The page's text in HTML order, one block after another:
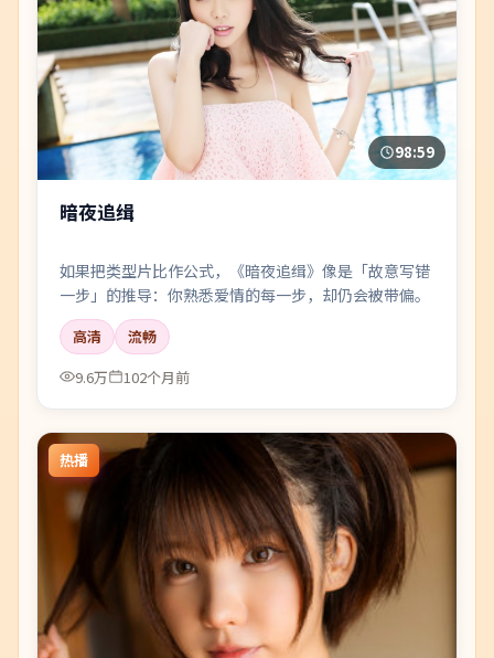
98:59
暗夜追缉
如果把类型片比作公式，《暗夜追缉》像是「故意写错
一步」的推导：你熟悉爱情的每一步，却仍会被带偏。
高清
流畅
9.6万
102个月前
热播